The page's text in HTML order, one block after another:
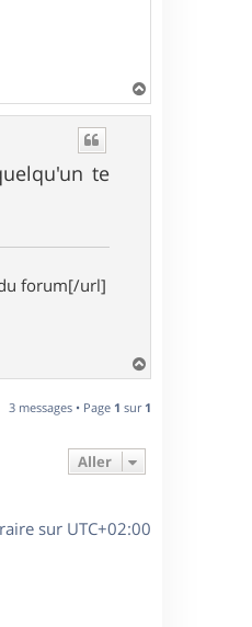
a
te
forum[/url]
a
t
3 messages • Page 1 sur 1
Aller
sur UTC+02:00